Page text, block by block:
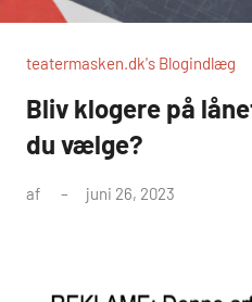
teatermasken.dk's Blogindlæg
Bliv klogere på
du vælge?
af juni 26, 2023